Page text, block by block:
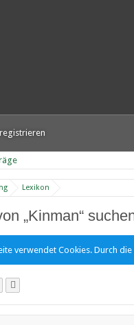
Lexikon
„Kinman“
verwendet Cookies. Durch